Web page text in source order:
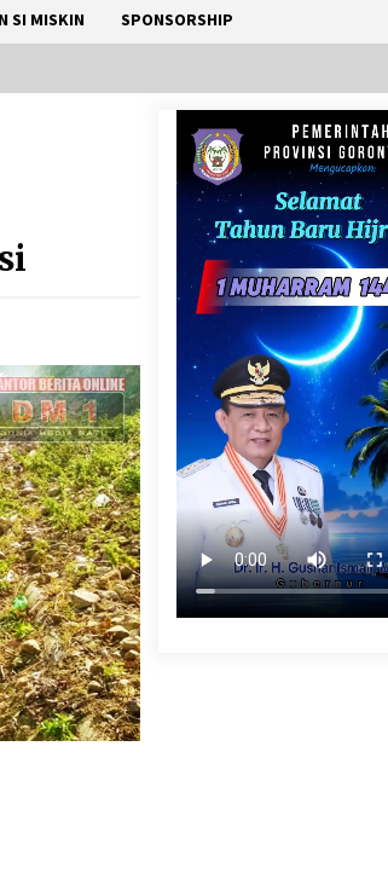
SI MISKIN SPONSORSHIP